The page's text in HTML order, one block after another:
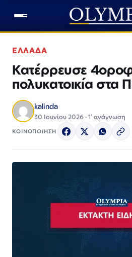
ΕΛΛΑΔΑ
Κατέρρευσε
πολυκατοικία στα
kalinda
30 Ιουνίου 2026 · 1΄ ανάγνωση
ΚΟΙΝΟΠΟΙΗΣΗ